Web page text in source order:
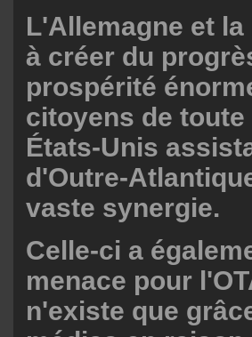
L'Allemagne et
à créer du
prospérité
citoyens de
États-Unis
d'Outre-
vaste synergie.
Celle-ci a
menace pour
n'existe que